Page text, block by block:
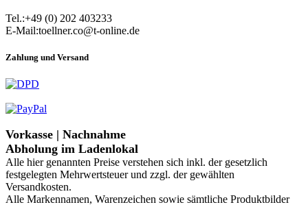
Tel.:+49 (0) 202 403233
E-Mail:toellner.co@t-online.de
Zahlung und Versand
Vorkasse | Nachnahme
Abholung im Ladenlokal
Alle hier genannten Preise verstehen sich inkl. der gesetzlich
festgelegten Mehrwertsteuer und zzgl. der gewählten
Versandkosten.
Alle Markennamen, Warenzeichen sowie sämtliche Produktbilder